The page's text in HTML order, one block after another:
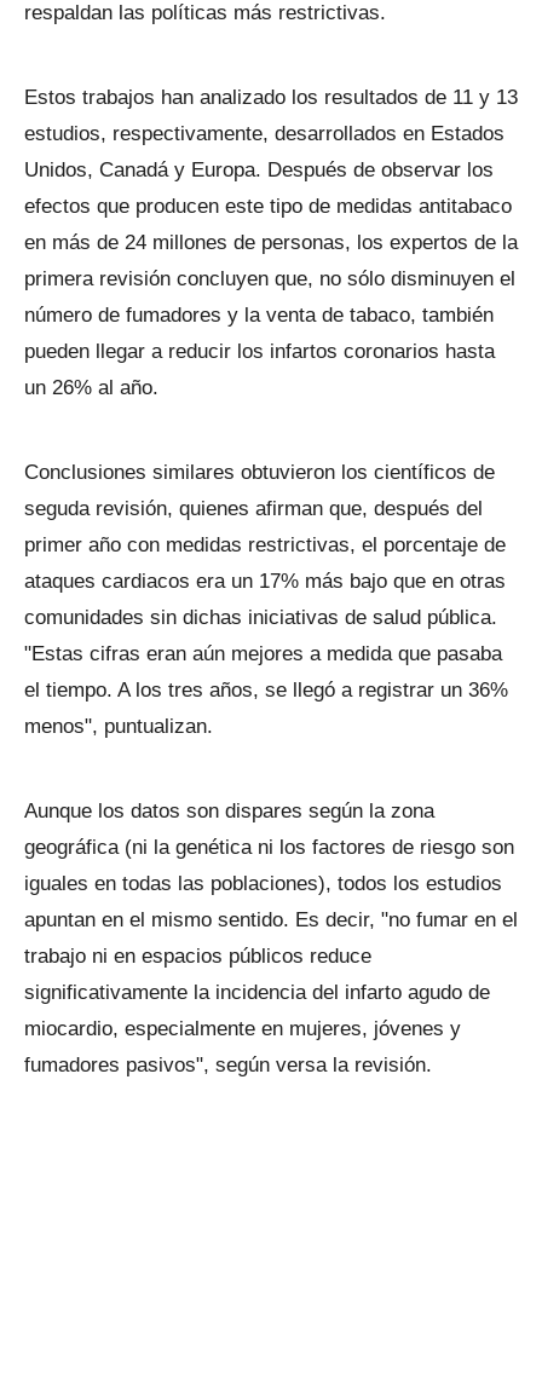
respaldan las políticas más restrictivas.
Estos trabajos han analizado los resultados de 11 y 13
estudios, respectivamente, desarrollados en Estados
Unidos, Canadá y Europa. Después de observar los
efectos que producen este tipo de medidas antitabaco
en más de 24 millones de personas, los expertos de la
primera revisión concluyen que, no sólo disminuyen el
número de fumadores y la venta de tabaco, también
pueden llegar a reducir los infartos coronarios hasta
un 26% al año.
Conclusiones similares obtuvieron los científicos de
seguda revisión, quienes afirman que, después del
primer año con medidas restrictivas, el porcentaje de
ataques cardiacos era un 17% más bajo que en otras
comunidades sin dichas iniciativas de salud pública.
"Estas cifras eran aún mejores a medida que pasaba
el tiempo. A los tres años, se llegó a registrar un 36%
menos", puntualizan.
Aunque los datos son dispares según la zona
geográfica (ni la genética ni los factores de riesgo son
iguales en todas las poblaciones), todos los estudios
apuntan en el mismo sentido. Es decir, "no fumar en el
trabajo ni en espacios públicos reduce
significativamente la incidencia del infarto agudo de
miocardio, especialmente en mujeres, jóvenes y
fumadores pasivos", según versa la revisión.